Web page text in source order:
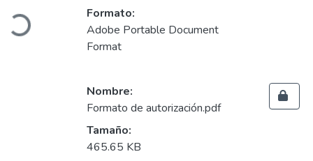
Cargando...
Formato:
Adobe Portable Document
Format
Nombre:
Formato de autorización.pdf
Tamaño:
465.65 KB